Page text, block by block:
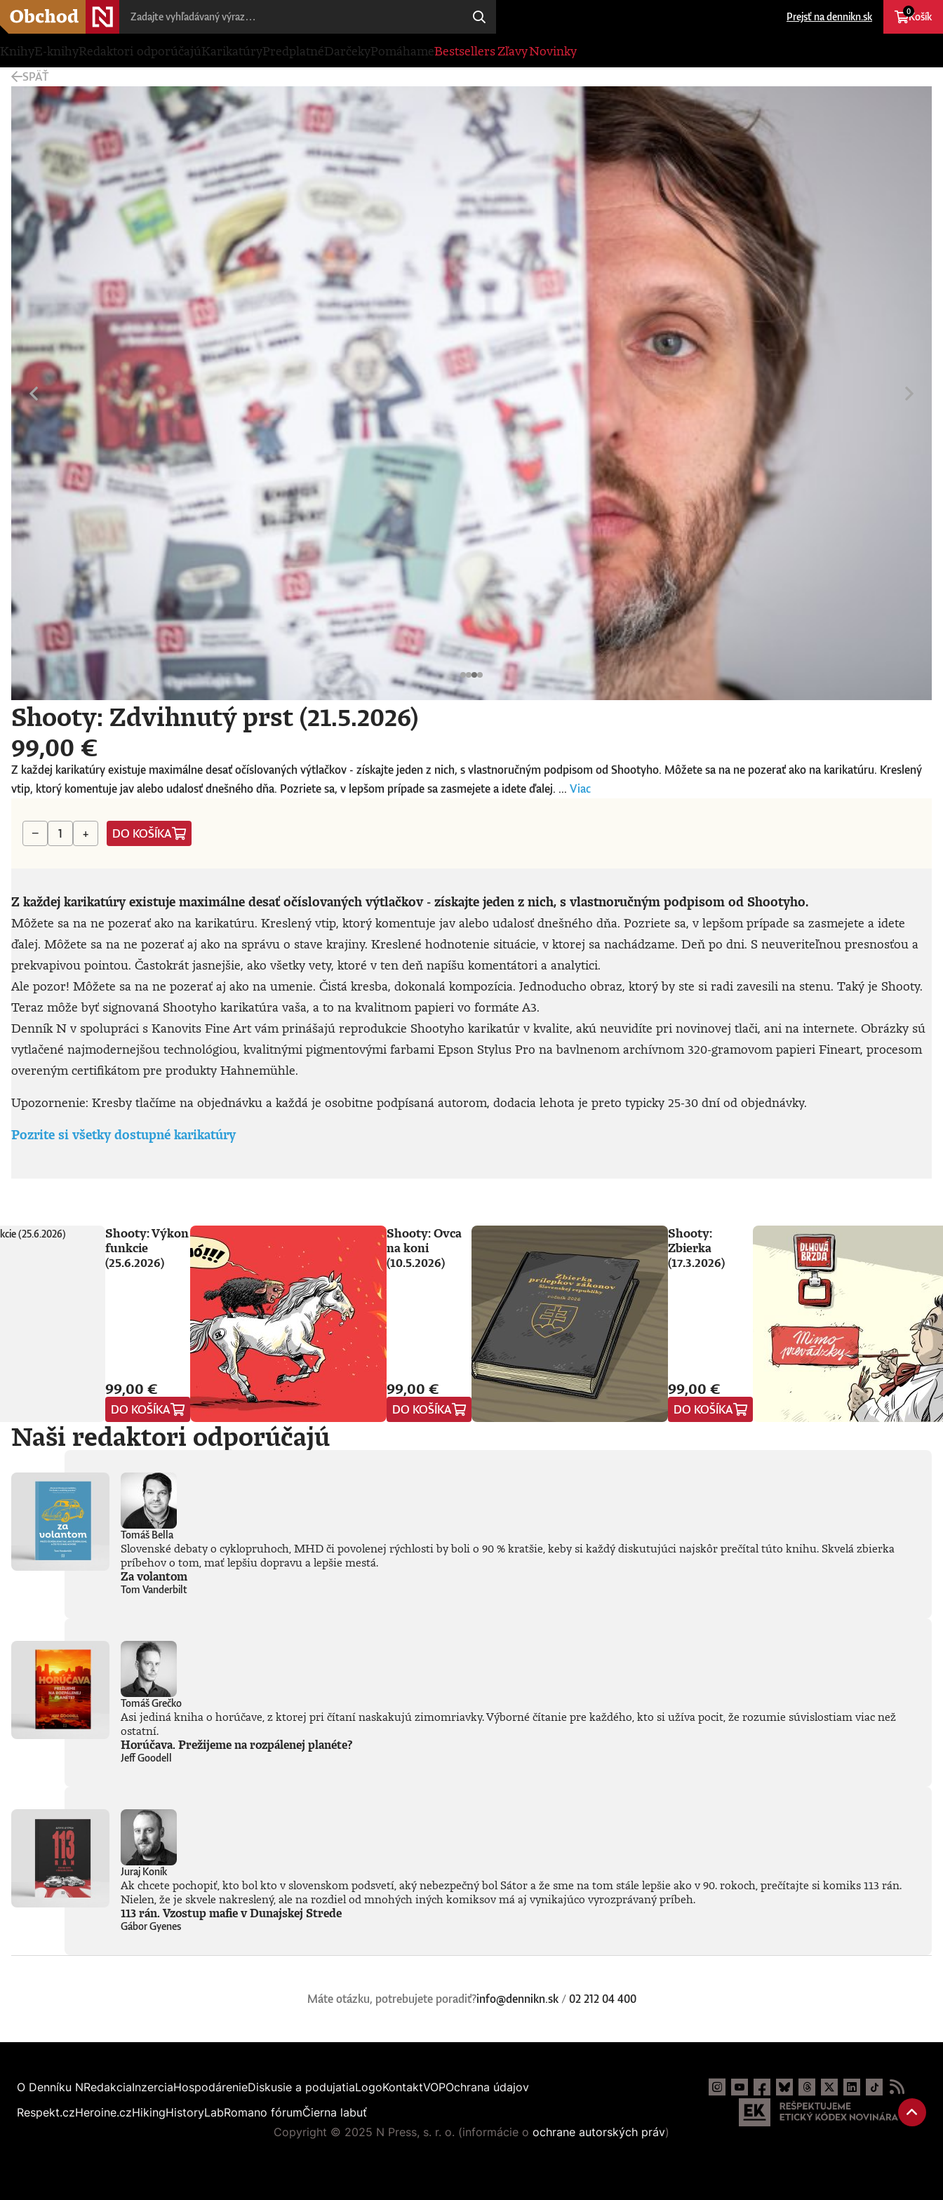
Prejsť na dennikn.sk Košík
0
KnihyE-knihyRedaktori odporúčajúKarikatúryPredplatnéDarčekyPomáhameBestsellersZľavyNovinky
SPÄŤ
Shooty: Zdvihnutý prst (21.5.2026)
99,00 €
Z každej karikatúry existuje maximálne desať očíslovaných výtlačkov - získajte jeden z nich, s vlastnoručným podpisom od Shootyho. Môžete sa na ne pozerať ako na karikatúru. Kreslený
vtip, ktorý komentuje jav alebo udalosť dnešného dňa. Pozriete sa, v lepšom prípade sa zasmejete a idete ďalej. ... Viac
− + DO KOŠÍKA
Z každej karikatúry existuje maximálne desať očíslovaných výtlačkov - získajte jeden z nich, s vlastnoručným podpisom od Shootyho.
Môžete sa na ne pozerať ako na karikatúru. Kreslený vtip, ktorý komentuje jav alebo udalosť dnešného dňa. Pozriete sa, v lepšom prípade sa zasmejete a idete
ďalej. Môžete sa na ne pozerať aj ako na správu o stave krajiny. Kreslené hodnotenie situácie, v ktorej sa nachádzame. Deň po dni. S neuveriteľnou presnosťou a
prekvapivou pointou. Častokrát jasnejšie, ako všetky vety, ktoré v ten deň napíšu komentátori a analytici.
Ale pozor! Môžete sa na ne pozerať aj ako na umenie. Čistá kresba, dokonalá kompozícia. Jednoducho obraz, ktorý by ste si radi zavesili na stenu. Taký je Shooty.
Teraz môže byť signovaná Shootyho karikatúra vaša, a to na kvalitnom papieri vo formáte A3.
Denník N v spolupráci s Kanovits Fine Art vám prinášajú reprodukcie Shootyho karikatúr v kvalite, akú neuvidíte pri novinovej tlači, ani na internete. Obrázky sú
vytlačené najmodernejšou technológiou, kvalitnými pigmentovými farbami Epson Stylus Pro na bavlnenom archívnom 320-gramovom papieri Fineart, procesom
overeným certifikátom pre produkty Hahnemühle.
Upozornenie: Kresby tlačíme na objednávku a každá je osobitne podpísaná autorom, dodacia lehota je preto typicky 25-30 dní od objednávky.
Pozrite si všetky dostupné karikatúry
Shooty: Výkon
funkcie
(25.6.2026)
99,00 €
DO KOŠÍKA
Shooty: Ovca
na koni
(10.5.2026)
99,00 €
DO KOŠÍKA
Shooty:
Zbierka
(17.3.2026)
99,00 €
DO KOŠÍKA
Naši redaktori odporúčajú
Tomáš Bella
Slovenské debaty o cyklopruhoch, MHD či povolenej rýchlosti by boli o 90 % kratšie, keby si každý diskutujúci najskôr prečítal túto knihu. Skvelá zbierka
príbehov o tom, mať lepšiu dopravu a lepšie mestá.
Za volantom
Tom Vanderbilt
Tomáš Grečko
Asi jediná kniha o horúčave, z ktorej pri čítaní naskakujú zimomriavky. Výborné čítanie pre každého, kto si užíva pocit, že rozumie súvislostiam viac než
ostatní.
Horúčava. Prežijeme na rozpálenej planéte?
Jeff Goodell
Juraj Koník
Ak chcete pochopiť, kto bol kto v slovenskom podsvetí, aký nebezpečný bol Sátor a že sme na tom stále lepšie ako v 90. rokoch, prečítajte si komiks 113 rán.
Nielen, že je skvele nakreslený, ale na rozdiel od mnohých iných komiksov má aj vynikajúco vyrozprávaný príbeh.
113 rán. Vzostup mafie v Dunajskej Strede
Gábor Gyenes
Máte otázku, potrebujete poradiť?info@dennikn.sk/02 212 04 400
O Denníku NRedakciaInzerciaHospodárenieDiskusie a podujatiaLogoKontaktVOPOchrana údajov
Respekt.czHeroine.czHikingHistoryLabRomano fórumČierna labuť
Copyright © 2025 N Press, s. r. o. (informácie o ochrane autorských práv)